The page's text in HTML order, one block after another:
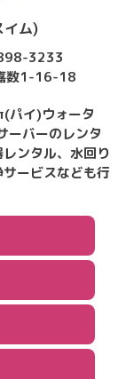
ム)
3233
数1-16-18
パイ)ウォータ
ーバーのレンタ
ンタル、水回り
ービスなども行